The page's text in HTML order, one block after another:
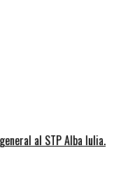
al STP Alba Iulia.